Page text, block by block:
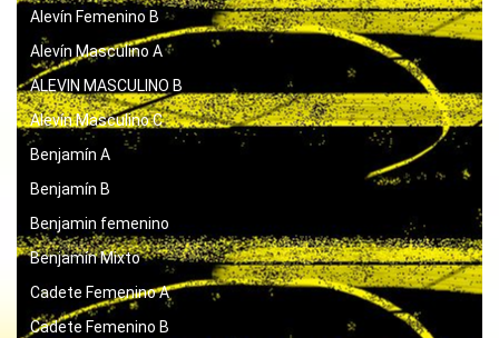
Alevín Femenino B
Alevín Masculino A
ALEVIN MASCULINO B
Alevín Masculino C
Benjamín A
Benjamín B
Benjamin femenino
Benjamín Mixto
Cadete Femenino A
Cadete Femenino B